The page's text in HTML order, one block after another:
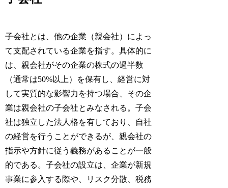
子会社とは、他の企業（親会社）によっ
て支配されている企業を指す。具体的に
は、親会社がその企業の株式の過半数
（通常は50%以上）を保有し、経営に対
して実質的な影響力を持つ場合、その企
業は親会社の子会社とみなされる。子会
社は独立した法人格を有しており、自社
の経営を行うことができるが、親会社の
指示や方針に従う義務があることが一般
的である。子会社の設立は、企業が新規
事業に参入する際や、リスク分散、税務